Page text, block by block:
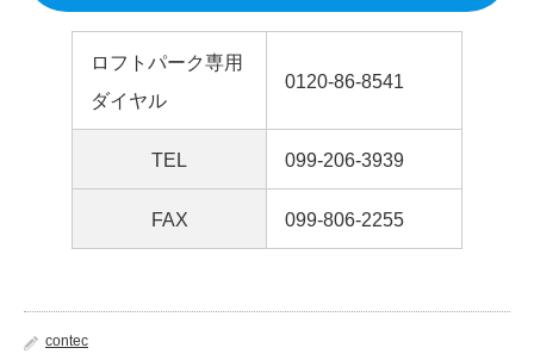
ロフトパーク専用
ダイヤル
0120-86-8541
TEL 099-206-3939
FAX 099-806-2255
contec